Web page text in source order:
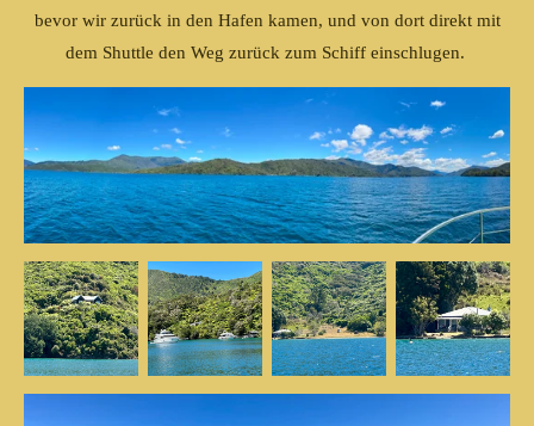
bevor wir zurück in den Hafen kamen, und von dort direkt mit
dem Shuttle den Weg zurück zum Schiff einschlugen.